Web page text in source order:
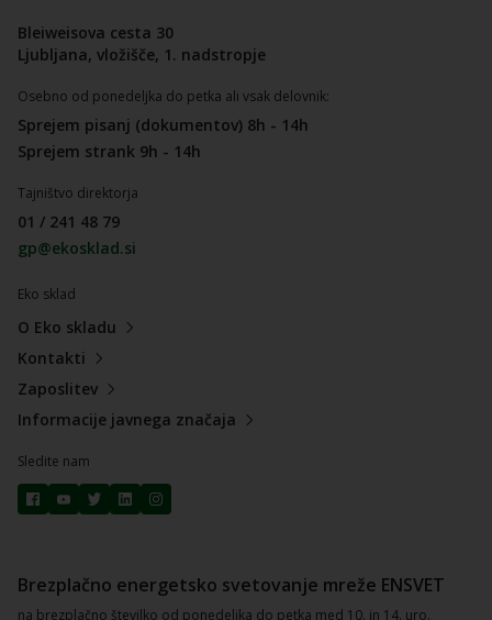
Bleiweisova cesta 30
Ljubljana, vložišče, 1. nadstropje
Osebno od ponedeljka do petka ali vsak delovnik:
Sprejem pisanj (dokumentov) 8h - 14h
Sprejem strank 9h - 14h
Tajništvo direktorja
01 / 241 48 79
gp@ekosklad.si
Eko sklad
O Eko skladu
Kontakti
Zaposlitev
Informacije javnega značaja
Sledite nam
Brezplačno energetsko svetovanje mreže ENSVET
na brezplačno številko od ponedeljka do petka med 10. in 14. uro.